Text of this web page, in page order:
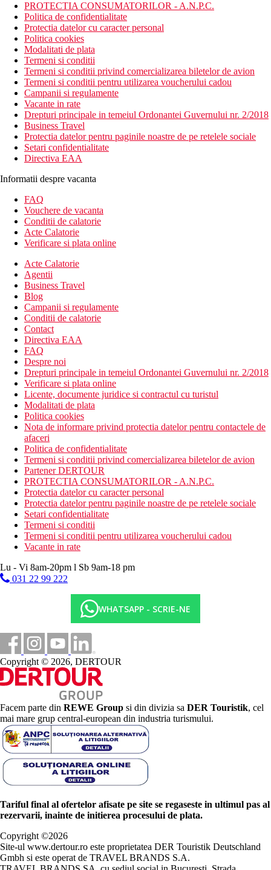
PROTECTIA CONSUMATORILOR - A.N.P.C.
Politica de confidentialitate
Protectia datelor cu caracter personal
Politica cookies
Modalitati de plata
Termeni si conditii
Termeni si conditii privind comercializarea biletelor de avion
Termeni si conditii pentru utilizarea voucherului cadou
Campanii si regulamente
Vacante in rate
Drepturi principale in temeiul Ordonantei Guvernului nr. 2/2018
Business Travel
Protectia datelor pentru paginile noastre de pe retelele sociale
Setari confidentialitate
Directiva EAA
Informatii despre vacanta
FAQ
Vouchere de vacanta
Conditii de calatorie
Acte Calatorie
Verificare si plata online
Acte Calatorie
Agentii
Business Travel
Blog
Campanii si regulamente
Conditii de calatorie
Contact
Directiva EAA
FAQ
Despre noi
Drepturi principale in temeiul Ordonantei Guvernului nr. 2/2018
Verificare si plata online
Licente, documente juridice si contractul cu turistul
Modalitati de plata
Politica cookies
Nota de informare privind protectia datelor pentru contactele de
afaceri
Politica de confidentialitate
Termeni si conditii privind comercializarea biletelor de avion
Partener DERTOUR
PROTECTIA CONSUMATORILOR - A.N.P.C.
Protectia datelor cu caracter personal
Protectia datelor pentru paginile noastre de pe retelele sociale
Setari confidentialitate
Termeni si conditii
Termeni si conditii pentru utilizarea voucherului cadou
Vacante in rate
Lu - Vi 8am-20pm l Sb 9am-18 pm
031 22 99 222
WHATSAPP - SCRIE-NE
Copyright © 2026, DERTOUR
Facem parte din REWE Group si din divizia sa DER Touristik, cel
mai mare grup central-european din industria turismului.
Tariful final al ofertelor afisate pe site se regaseste in ultimul pas al
rezervarii, inainte de initierea procesului de plata.
Copyright ©2026
Site-ul www.dertour.ro este proprietatea DER Touristik Deutschland
Gmbh si este operat de TRAVEL BRANDS S.A.